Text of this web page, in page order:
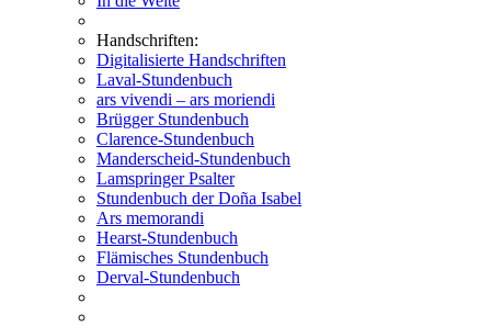
Handschriften:
Digitalisierte Handschriften
Laval-Stundenbuch
ars vivendi – ars moriendi
Brügger Stundenbuch
Clarence-Stundenbuch
Manderscheid-Stundenbuch
Lamspringer Psalter
Stundenbuch der Doña Isabel
Ars memorandi
Hearst-Stundenbuch
Flämisches Stundenbuch
Derval-Stundenbuch